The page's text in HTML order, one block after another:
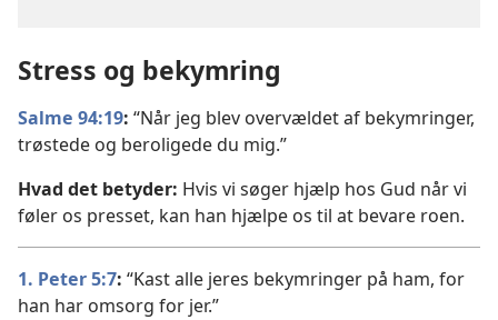
Stress og bekymring
Salme 94:19: “Når jeg blev overvældet af bekymringer,
trøstede og beroligede du mig.”
Hvad det betyder: Hvis vi søger hjælp hos Gud når vi
føler os presset, kan han hjælpe os til at bevare roen.
1. Peter 5:7: “Kast alle jeres bekymringer på ham, for
han har omsorg for jer.”